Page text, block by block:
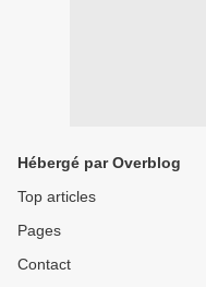
Hébergé par Overblog
Top articles
Pages
Contact